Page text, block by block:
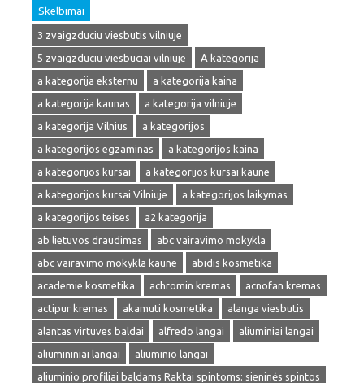
Skelbimai
3 zvaigzduciu viesbutis vilniuje
5 zvaigzduciu viesbuciai vilniuje
A kategorija
a kategorija eksternu
a kategorija kaina
a kategorija kaunas
a kategorija vilniuje
a kategorija Vilnius
a kategorijos
a kategorijos egzaminas
a kategorijos kaina
a kategorijos kursai
a kategorijos kursai kaune
a kategorijos kursai Vilniuje
a kategorijos laikymas
a kategorijos teises
a2 kategorija
ab lietuvos draudimas
abc vairavimo mokykla
abc vairavimo mokykla kaune
abidis kosmetika
academie kosmetika
achromin kremas
acnofan kremas
actipur kremas
akamuti kosmetika
alanga viesbutis
alantas virtuves baldai
alfredo langai
aliuminiai langai
aliumininiai langai
aliuminio langai
aliuminio profiliai baldams Raktai spintoms: sieninės spintos